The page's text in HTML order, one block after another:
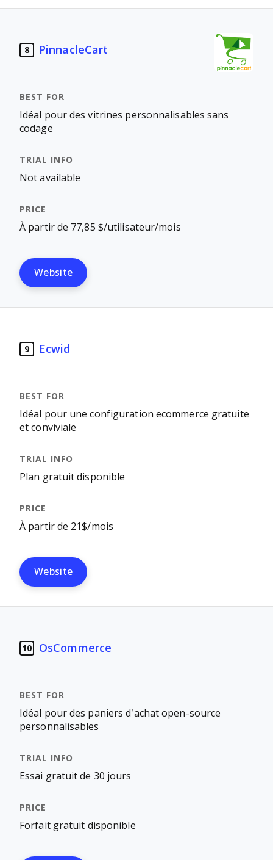
8 PinnacleCart
Idéal pour des vitrines personnalisables sans
codage
Not available
À partir de 77,85 $/utilisateur/mois
Website
9 Ecwid
Idéal pour une configuration ecommerce gratuite
et conviviale
Plan gratuit disponible
À partir de 21$/mois
Website
10 OsCommerce
Idéal pour des paniers d’achat open-source
personnalisables
Essai gratuit de 30 jours
Forfait gratuit disponible